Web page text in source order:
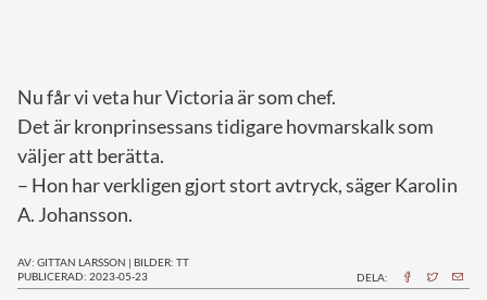
Nu får vi veta hur Victoria är som chef.
Det är kronprinsessans tidigare hovmarskalk som
väljer att berätta.
– Hon har verkligen gjort stort avtryck, säger Karolin
A. Johansson.
AV: GITTAN LARSSON | BILDER: TT
PUBLICERAD: 2023-05-23
DELA: